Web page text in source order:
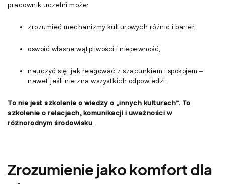
pracownik uczelni może:
zrozumieć mechanizmy kulturowych różnic i barier,
oswoić własne wątpliwości i niepewność,
nauczyć się, jak reagować z szacunkiem i spokojem –
nawet jeśli nie zna wszystkich odpowiedzi.
To nie jest szkolenie o wiedzy o „innych kulturach”. To
szkolenie o relacjach, komunikacji i uważności w
różnorodnym środowisku
Zrozumienie jako komfort dla